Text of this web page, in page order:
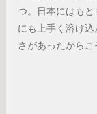
つ。日本にはもと
にも上手く溶け
さがあったからこ